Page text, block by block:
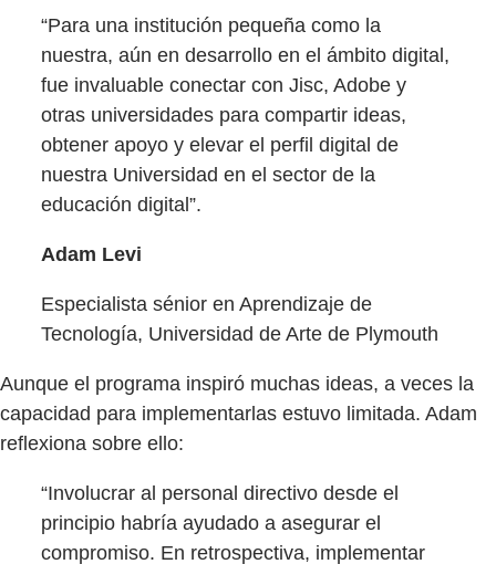
“Para una institución pequeña como la
nuestra, aún en desarrollo en el ámbito digital,
fue invaluable conectar con Jisc, Adobe y
otras universidades para compartir ideas,
obtener apoyo y elevar el perfil digital de
nuestra Universidad en el sector de la
educación digital”.
Adam Levi
Especialista sénior en Aprendizaje de
Tecnología, Universidad de Arte de Plymouth
Aunque el programa inspiró muchas ideas, a veces la
capacidad para implementarlas estuvo limitada. Adam
reflexiona sobre ello:
“Involucrar al personal directivo desde el
principio habría ayudado a asegurar el
compromiso. En retrospectiva, implementar